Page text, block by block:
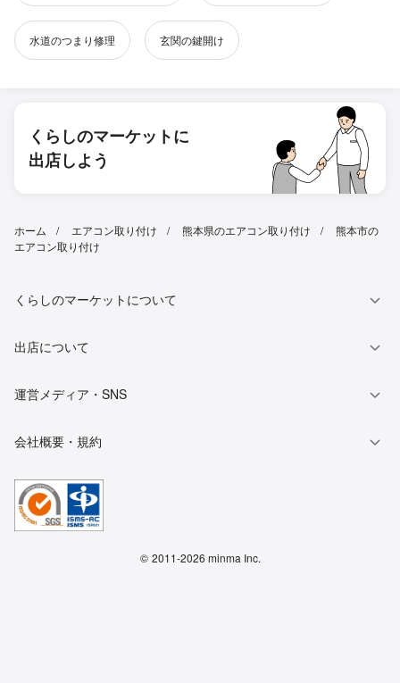
水道のつまり修理 玄関の鍵開け
くらしのマーケットに
出店しよう
ホーム エアコン取り付け 熊本県のエアコン取り付け
熊本市の
エアコン取り付け
くらしのマーケットについて
出店について
運営メディア・SNS
会社概要・規約
© 2011-2026 minma Inc.